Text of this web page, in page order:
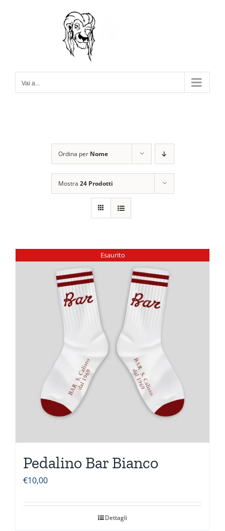
Vai a...
Ordina per Nome
Mostra 24 Prodotti
Esaurito
Pedalino Bar Bianco
€10,00
Dettagli